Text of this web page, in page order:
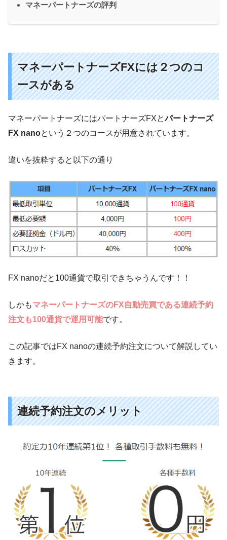
マネーパートナーズの評判
マネーパートナーズFXには２つのコ
ースがある
マネーパートナーズにはパートナーズFXとパートナーズ
FX nanoという２つのコースが用意されています。
違いを抜粋すると以下の通り
FX nanoだと100通貨で取引できちゃうんです！！
しかもマネーパートナーズのFX自動売買である連続予約
注文も100通貨で運用可能です。
この記事ではFX nanoの連続予約注文について解説してい
きます。
連続予約注文のメリット